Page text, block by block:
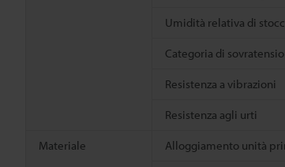
Umidità relativa di
Categoria di
Resistenza a vibrazioni
Resistenza agli urti
Materiale Alloggiamento unità